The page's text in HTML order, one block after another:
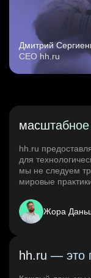
Дмитрий
CEO hh.ru
hh.ru
для
мы не следуем
мировые
Жора
hh.ru — это